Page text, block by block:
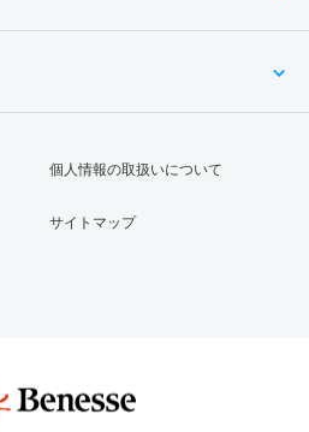
個人情報の取扱いについて
サイトマップ